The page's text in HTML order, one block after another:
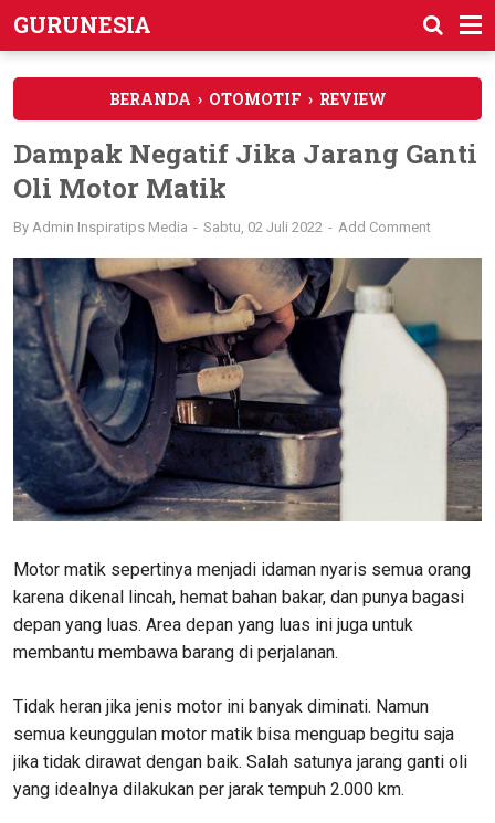
GURUNESIA
BERANDA › OTOMOTIF › REVIEW
Dampak Negatif Jika Jarang Ganti
Oli Motor Matik
By Admin Inspiratips Media Sabtu, 02 Juli 2022 Add Comment
Motor matik sepertinya menjadi idaman nyaris semua orang
karena dikenal lincah, hemat bahan bakar, dan punya bagasi
depan yang luas. Area depan yang luas ini juga untuk
membantu membawa barang di perjalanan.
Tidak heran jika jenis motor ini banyak diminati. Namun
semua keunggulan motor matik bisa menguap begitu saja
jika tidak dirawat dengan baik. Salah satunya jarang ganti oli
yang idealnya dilakukan per jarak tempuh 2.000 km.